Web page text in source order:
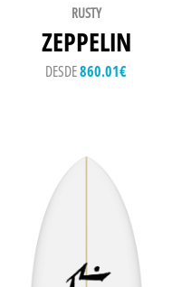
RUSTY
ZEPPELIN
DESDE860.01€